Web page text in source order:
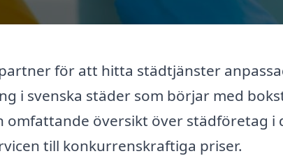
för att hitta städtjänster
i svenska städer som börjar med
omfattande översikt över städföretag i
till konkurrenskraftiga priser.